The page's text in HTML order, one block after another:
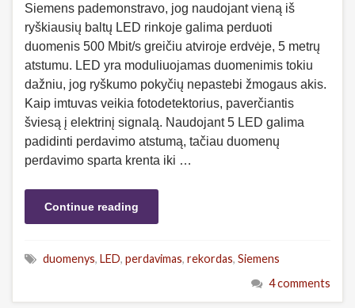
Siemens pademonstravo, jog naudojant vieną iš
ryškiausių baltų LED rinkoje galima perduoti
duomenis 500 Mbit/s greičiu atviroje erdvėje, 5 metrų
atstumu. LED yra moduliuojamas duomenimis tokiu
dažniu, jog ryškumo pokyčių nepastebi žmogaus akis.
Kaip imtuvas veikia fotodetektorius, paverčiantis
šviesą į elektrinį signalą. Naudojant 5 LED galima
padidinti perdavimo atstumą, tačiau duomenų
perdavimo sparta krenta iki …
Continue reading
duomenys, LED, perdavimas, rekordas, Siemens
4 comments